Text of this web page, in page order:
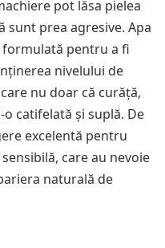
pot lăsa pielea
sunt prea agresive. Apa
formulată pentru a fi
nivelului de
nu doar că curăță,
catifelată și suplă. De
excelentă pentru
care au nevoie
naturală de